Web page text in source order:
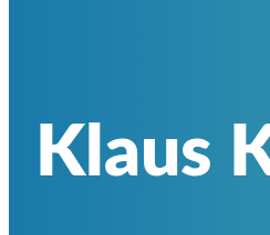
Klaus